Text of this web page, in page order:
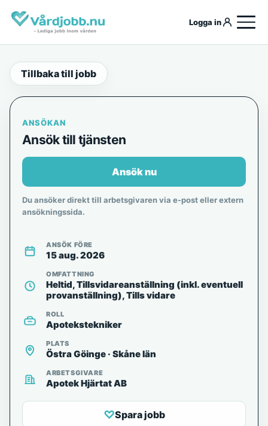
Logga in
Tillbaka till jobb
ANSÖKAN
Ansök till tjänsten
Ansök nu
Du ansöker direkt till arbetsgivaren via e-post eller extern
ansökningssida.
ANSÖK FÖRE
15 aug. 2026
OMFATTNING
Heltid, Tillsvidareanställning (inkl. eventuell
provanställning), Tills vidare
ROLL
Apotekstekniker
PLATS
Östra Göinge · Skåne län
ARBETSGIVARE
Apotek Hjärtat AB
♡Spara jobb